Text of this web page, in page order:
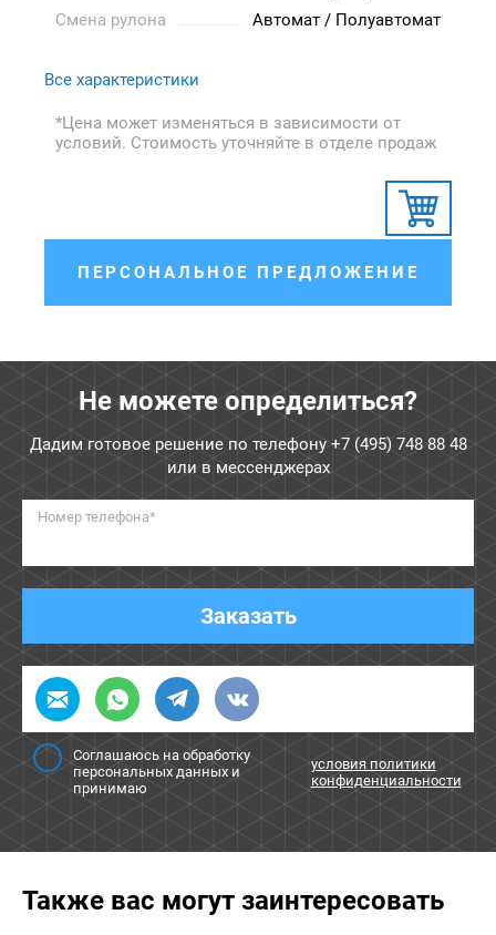
Смена рулона
Автомат / Полуавтомат
Все характеристики
*Цена может изменяться в зависимости от
условий. Стоимость уточняйте в отделе продаж
ПЕРСОНАЛЬНОЕ ПРЕДЛОЖЕНИЕ
Не можете определиться?
Дадим готовое решение по телефону +7 (495) 748 88 48
или в мессенджерах
Номер телефона*
Заказать
Соглашаюсь на обработку
персональных данных и
принимаю
условия политики
конфиденциальности
Также вас могут заинтересовать